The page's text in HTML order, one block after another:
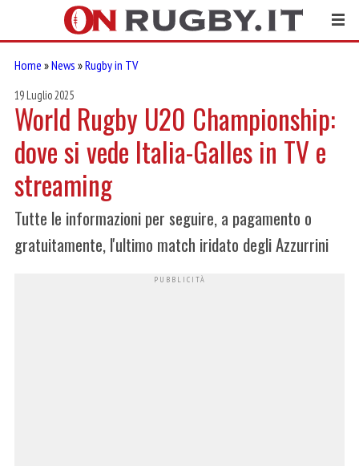
Home »News »Rugby in TV
19 Luglio 2025
World Rugby U20 Championship:
dove si vede Italia-Galles in TV e
streaming
Tutte le informazioni per seguire, a pagamento o
gratuitamente, l'ultimo match iridato degli Azzurrini